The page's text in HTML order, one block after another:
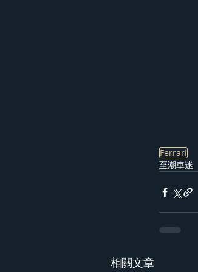
Ferrari
至潮車迷
相關文章